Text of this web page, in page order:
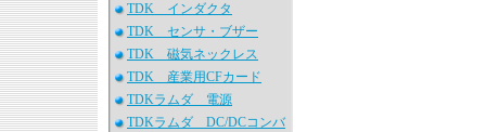
TDK インダクタ
TDK センサ・ブザー
TDK 磁気ネックレス
TDK 産業用CFカード
TDKラムダ 電源
TDKラムダ DC/DCコンバ